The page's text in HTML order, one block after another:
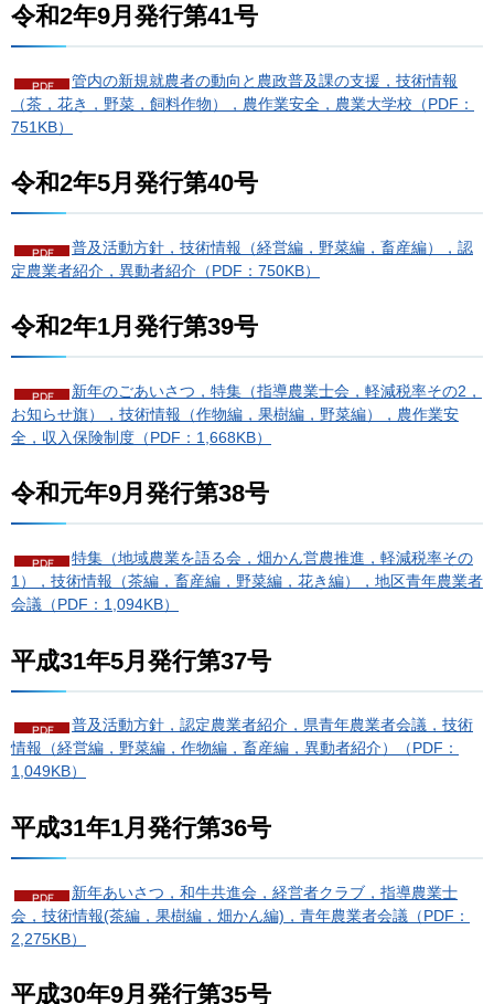
令和2年9月発行第41号
管内の新規就農者の動向と農政普及課の支援，技術情報
（茶，花き，野菜，飼料作物），農作業安全，農業大学校（PDF：
751KB）
令和2年5月発行第40号
普及活動方針，技術情報（経営編，野菜編，畜産編），認
定農業者紹介，異動者紹介（PDF：750KB）
令和2年1月発行第39号
新年のごあいさつ，特集（指導農業士会，軽減税率その2，
お知らせ旗），技術情報（作物編，果樹編，野菜編），農作業安
全，収入保険制度（PDF：1,668KB）
令和元年9月発行第38号
特集（地域農業を語る会，畑かん営農推進，軽減税率その
1），技術情報（茶編，畜産編，野菜編，花き編），地区青年農業者
会議（PDF：1,094KB）
平成31年5月発行第37号
普及活動方針，認定農業者紹介，県青年農業者会議，技術
情報（経営編，野菜編，作物編，畜産編，異動者紹介）（PDF：
1,049KB）
平成31年1月発行第36号
新年あいさつ，和牛共進会，経営者クラブ，指導農業士
会，技術情報(茶編，果樹編，畑かん編)，青年農業者会議（PDF：
2,275KB）
平成30年9月発行第35号